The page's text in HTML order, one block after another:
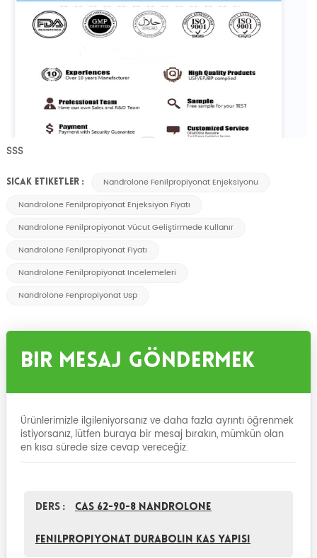
SSS
SICAK ETIKETLER :
Nandrolone Fenilpropiyonat Enjeksiyonu
Nandrolone Fenilpropiyonat Enjeksiyon Fiyatı
Nandrolone Fenilpropiyonat Vücut Geliştirmede Kullanır
Nandrolone Fenilpropiyonat Fiyatı
Nandrolone Fenilpropiyonat Incelemeleri
Nandrolone Fenpropiyonat Usp
Bir Mesaj Göndermek
Ürünlerimizle ilgileniyorsanız ve daha fazla ayrıntı öğrenmek
istiyorsanız, lütfen buraya bir mesaj bırakın, mümkün olan
en kısa sürede size cevap vereceğiz.
Ders : CAS 62-90-8 Nandrolone
fenilpropiyonat Durabolin Kas Yapısı